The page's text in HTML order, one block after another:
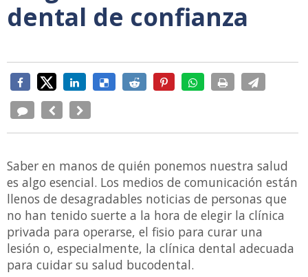
dental de confianza
Saber en manos de quién ponemos nuestra salud
es algo esencial. Los medios de comunicación están
llenos de desagradables noticias de personas que
no han tenido suerte a la hora de elegir la clínica
privada para operarse, el fisio para curar una
lesión o, especialmente, la clínica dental adecuada
para cuidar su salud bucodental.